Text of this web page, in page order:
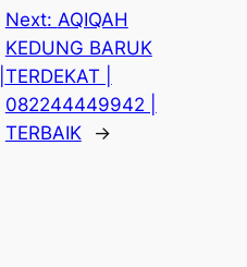
Next: AQIQAH
KEDUNG BARUK
TERDEKAT |
082244449942 |
TERBAIK
→